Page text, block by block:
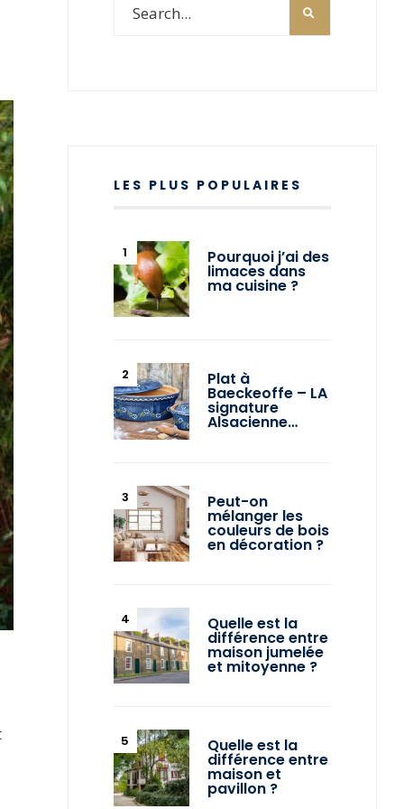
LES PLUS POPULAIRES
Pourquoi j’ai des
limaces dans
ma cuisine ?
Plat à
Baeckeoffe – LA
signature
Alsacienne…
Peut-on
mélanger les
couleurs de bois
en décoration ?
Quelle est la
différence entre
maison jumelée
et mitoyenne ?
Quelle est la
différence entre
maison et
pavillon ?